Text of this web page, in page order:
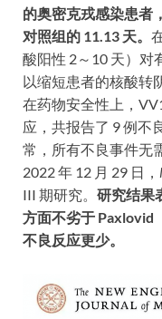
的奥密克戎感染患者
对照组的 11.13 天。
酸阳性 2～10 天）对
以缩短患者的核酸转
在药物安全性上，
应，共报告了 9 例不
常，所有不良事件无
2022 年 12 月 29 日，
III 期研究。 研究结果
方面不劣于 Paxlovid
不良反应更少。